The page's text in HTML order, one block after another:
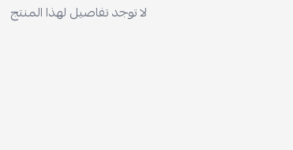
لا توجد تفاصيل لهذا المنتج